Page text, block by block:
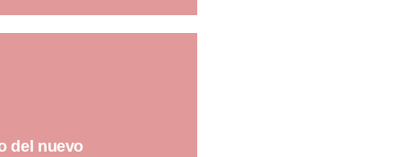
del nuevo